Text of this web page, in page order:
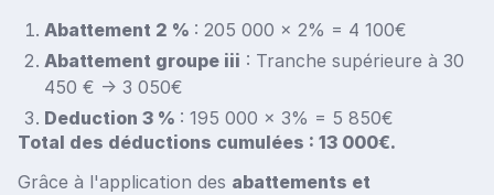
Abattement 2 % : 205 000 x 2% = 4 100€
Abattement groupe iii : Tranche supérieure à 30
450 € -> 3 050€
Deduction 3 % : 195 000 x 3% = 5 850€
Total des déductions cumulées : 13 000€.
Grâce à l'application des abattements et